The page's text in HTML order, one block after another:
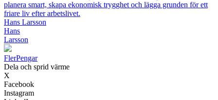
planera smart, skapa ekonomisk trygghet och lägga grunden för ett
friare liv efter arbetslivet.
Hans Larsson
Hans
Larsson
FlerPengar
Dela och sprid värme
X
Facebook
Instagram